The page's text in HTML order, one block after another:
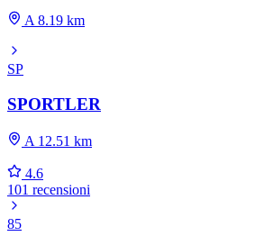
A 8.19 km
SP
SPORTLER
A 12.51 km
4.6
101 recensioni
85